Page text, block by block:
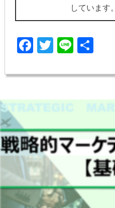
しています。
Facebook
Twitter
Line共